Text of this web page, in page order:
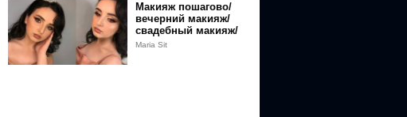
Макияж пошагово/
вечерний макияж/
свадебный макияж/
растушеванная
Maria Sit